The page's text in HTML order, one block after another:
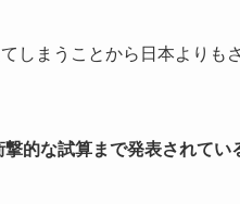
しまうことから日本よりも
的な試算まで発表されてい